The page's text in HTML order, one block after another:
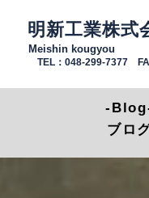
TEL：048-299-7377
明新工業株式
Meishin kougyou
-
ブロ